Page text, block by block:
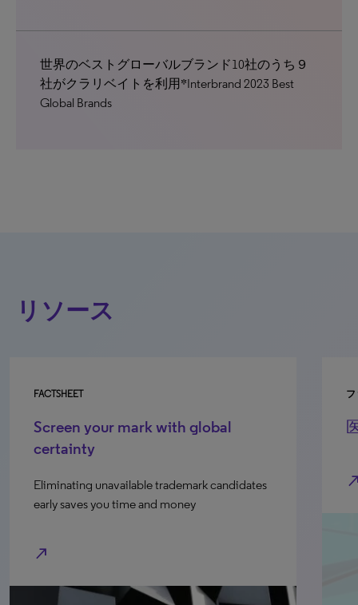
世界のベストグローバルブランド10社のうち９
社がクラリベイトを利用*Interbrand 2023 Best
Global Brands
リソース
FACTSHEET
Screen your mark with global
certainty
Eliminating unavailable trademark candidates
early saves you time and money
north_east
フ